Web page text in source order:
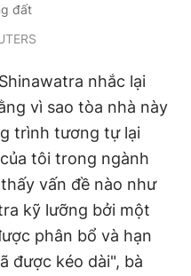
đất
nhắc lại
vì sao tòa nhà này
trình tương tự lại
tôi trong ngành
vấn đề nào như
kỹ lưỡng bởi một
phân bổ và hạn
được kéo dài", bà